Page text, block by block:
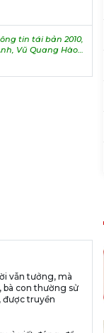
tin tái bản 2010,
Vũ Quang Hào…
vẫn tưởng, mà
bà con thường sử
được truyền